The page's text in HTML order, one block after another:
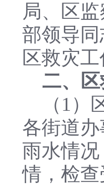
局、区
部领导同
区救灾
二、
（1）
各街道
雨水情
情，检